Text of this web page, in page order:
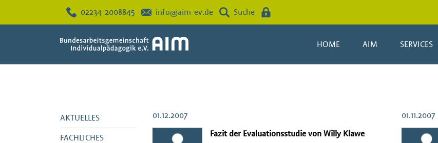
02234-2008845 info@aim-ev.de Suche
HOME AIM SERVICES
AKTUELLES
FACHLICHES
01.12.2007
Fazit der Evaluationsstudie von Willy Klawe
01.11.2007